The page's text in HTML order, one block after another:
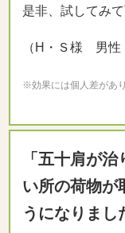
是非、試してみて
（H・Ｓ様 男
※効果には個人差があ
「五十肩が
い所の荷物が
うになりまし